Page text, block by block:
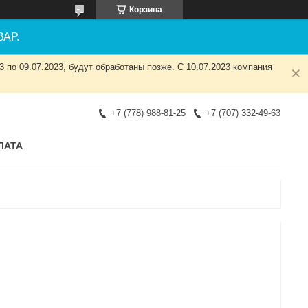
Корзина
09.07.2023, будут обработаны позже. С 10.07.2023 компания
+7 (778) 988-81-25 +7 (707) 332-49-63